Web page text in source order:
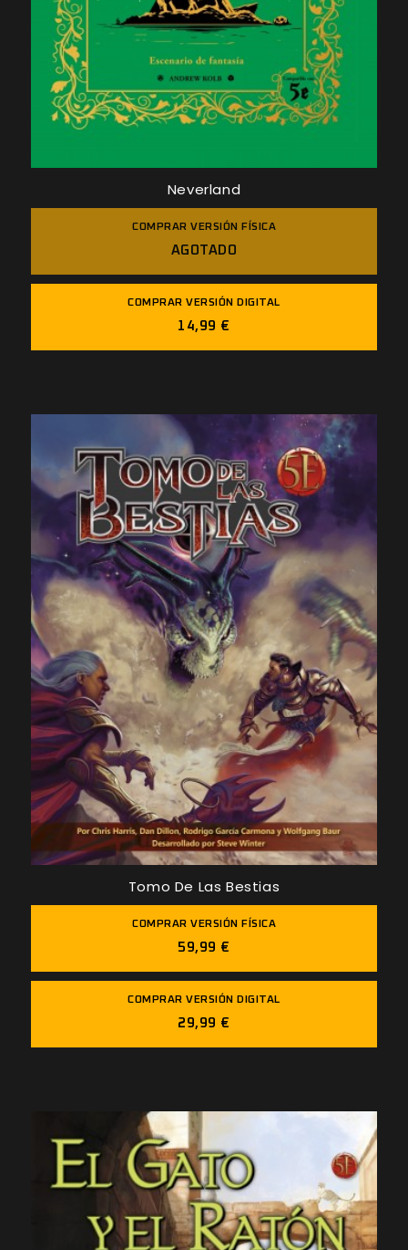
Neverland
COMPRAR VERSIÓN FÍSICA
AGOTADO
COMPRAR VERSIÓN DIGITAL
14,99 €
Tomo De Las Bestias
COMPRAR VERSIÓN FÍSICA
59,99 €
COMPRAR VERSIÓN DIGITAL
29,99 €